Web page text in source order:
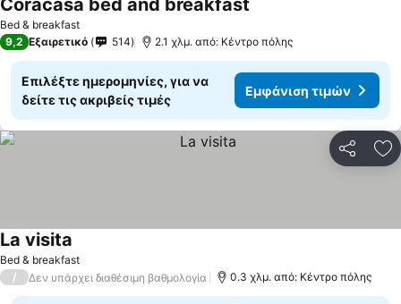
Bed & breakfast
Coracasa bed and breakfast
9,2 Εξαιρετικό 514 2.1 χλμ. από: Κέντρο πόλης
Επιλέξτε ημερομηνίες, για να
δείτε τις ακριβείς τιμές
Εμφάνιση τιμών
Bed & breakfast
La visita
/ Δεν υπάρχει διαθέσιμη βαθμολογία 0.3 χλμ. από: Κέντρο πόλης